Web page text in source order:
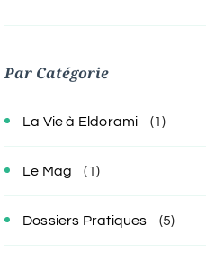
Par Catégorie
La Vie à Eldorami (1)
Le Mag (1)
Dossiers Pratiques (5)